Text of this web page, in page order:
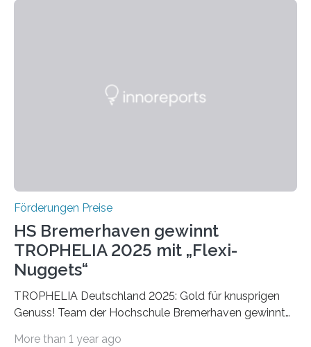
Foundation, des BIAL Award in Biomedicine ist in
Förderungen Preise
HS Bremerhaven gewinnt
TROPHELIA 2025 mit „Flexi-
Nuggets“
TROPHELIA Deutschland 2025: Gold für knusprigen
Genuss! Team der Hochschule Bremerhaven gewinnt
More than 1 year ago